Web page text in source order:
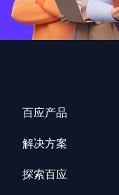
百应产品
解决方案
探索百应